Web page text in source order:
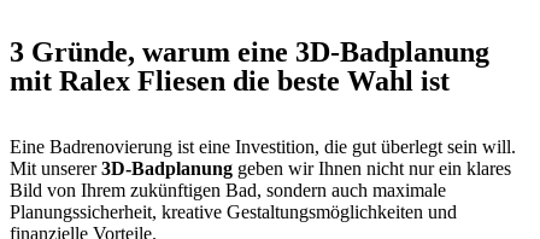
3 Gründe, warum eine 3D-Badplanung
mit Ralex Fliesen die beste Wahl ist
Eine Badrenovierung ist eine Investition, die gut überlegt sein will.
Mit unserer3D-Badplanung geben wir Ihnen nicht nur ein klares
Bild von Ihrem zukünftigen Bad, sondern auch maximale
Planungssicherheit, kreative Gestaltungsmöglichkeiten und
finanzielle Vorteile.